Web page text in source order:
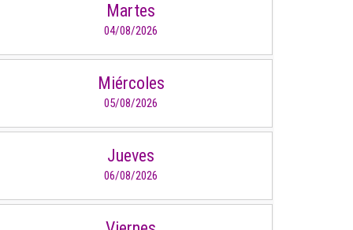
Martes
04/08/2026
Miércoles
05/08/2026
Jueves
06/08/2026
CARTERA
Estudiantes
Docentes
Campus virtual
Pagos